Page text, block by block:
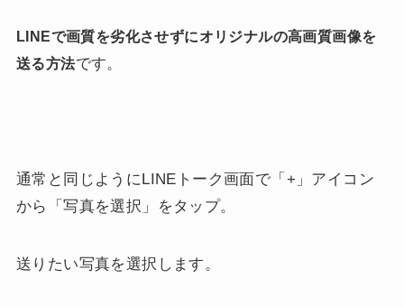
LINEで画質を劣化させずにオリジナルの高画質画像を
送る方法です。
通常と同じようにLINEトーク画面で「+」アイコン
から「写真を選択」をタップ。
送りたい写真を選択します。